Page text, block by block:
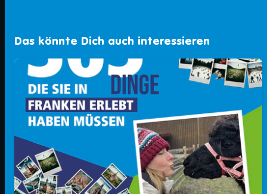
Das könnte Dich auch interessieren